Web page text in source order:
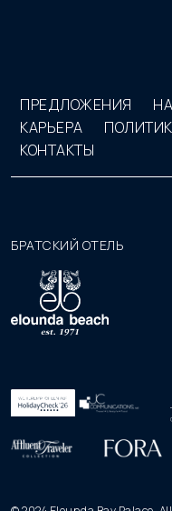
ПРЕДЛОЖЕНИЯ
КАРЬЕРА
КОНТАКТЫ
БРАТСКИЙ ОТЕЛЬ